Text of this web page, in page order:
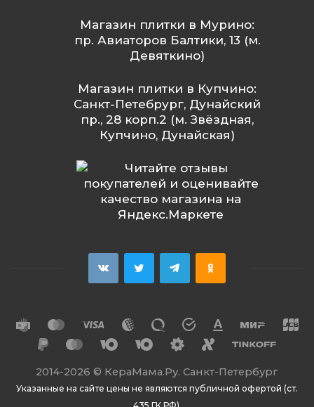
Магазин плитки в Мурино:
пр. Авиаторов Балтики, 13 (м.
Девяткино)
Магазин плитки в Купчино:
Санкт-Петебрург, Дунайский
пр., 28 корп.2 (м. Звёздная,
Купчино, Дунайская)
2014-2026 © КераМама.Ру. Санкт-Петербург
Указанные на сайте цены не являются публичной офертой (ст.